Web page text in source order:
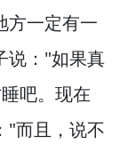
方一定有一
说："如果真
吧。 现在
而且， 说不